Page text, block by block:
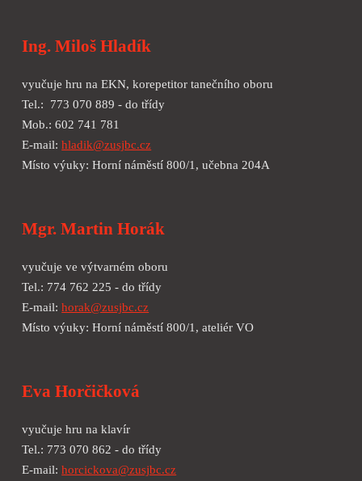
Ing. Miloš Hladík
vyučuje hru na EKN, korepetitor tanečního oboru
Tel.: 773 070 889 - do třídy
Mob.: 602 741 781
E-mail:hladik@zusjbc.cz
Místo výuky: Horní náměstí 800/1, učebna 204A
Mgr. Martin Horák
vyučuje ve výtvarném oboru
Tel.: 774 762 225 - do třídy
E-mail:horak@zusjbc.cz
Místo výuky: Horní náměstí 800/1, ateliér VO
Eva Horčičková
vyučuje hru na klavír
Tel.: 773 070 862 - do třídy
E-mail:horcickova@zusjbc.cz